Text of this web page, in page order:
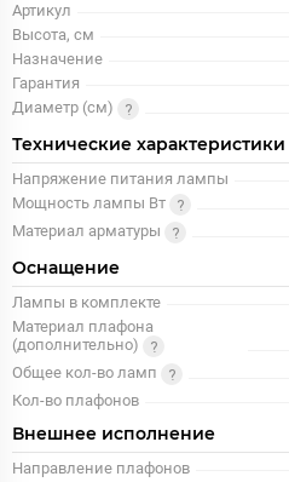
Артикул
Высота, см
Назначение
Гарантия
Диаметр (см)
Технические характеристики
Напряжение питания лампы
Мощность лампы Вт
Материал арматуры
Оснащение
Лампы в комплекте
Материал плафона
(дополнительно)
Общее кол-во ламп
Кол-во плафонов
Внешнее исполнение
Направление плафонов